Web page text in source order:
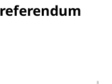
referendum